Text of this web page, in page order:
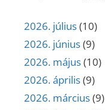
2026. július(10)
2026. június(9)
2026. május(10)
2026. április(9)
2026. március(9)